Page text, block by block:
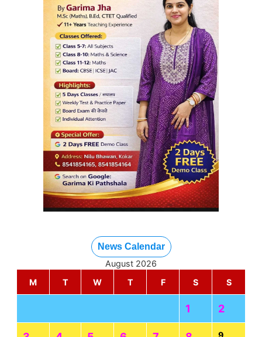
News Calendar
August 2026
M
T W T F S S
1 2
9